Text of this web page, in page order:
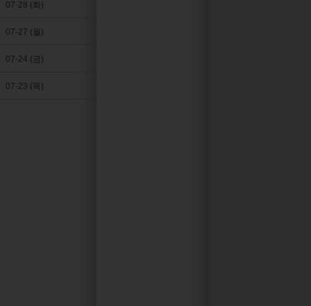
07-28 (화)
07-27 (월)
07-24 (금)
07-23 (목)